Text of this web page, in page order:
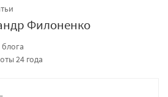
Филоненко
24 года